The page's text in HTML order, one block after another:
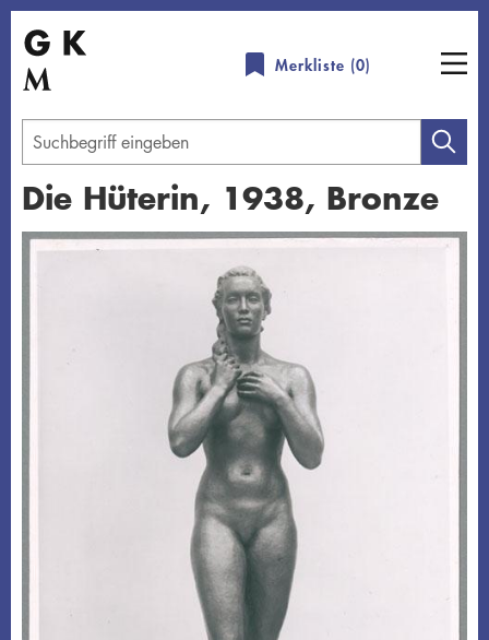
Direkt
zum
Inhalt
Merkliste (0)
Geben
Sie
einen
Suchbegriff
Die Hüterin, 1938, Bronze
Übersicht schließen